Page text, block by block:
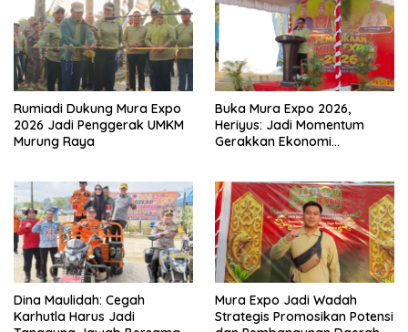
Rumiadi Dukung Mura Expo
2026 Jadi Penggerak UMKM
Murung Raya
Buka Mura Expo 2026,
Heriyus: Jadi Momentum
Gerakkan Ekonomi
Dina Maulidah: Cegah
Karhutla Harus Jadi
Mura Expo Jadi Wadah
Strategis Promosikan Potensi